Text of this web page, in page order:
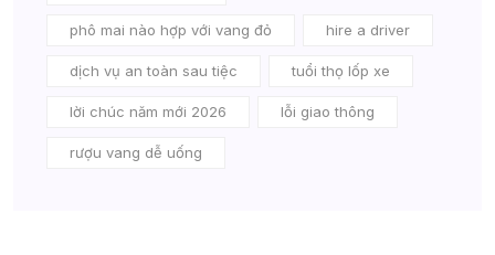
phô mai nào hợp với vang đỏ hire a driver
dịch vụ an toàn sau tiệc tuổi thọ lốp xe
lời chúc năm mới 2026 lỗi giao thông
rượu vang dễ uống